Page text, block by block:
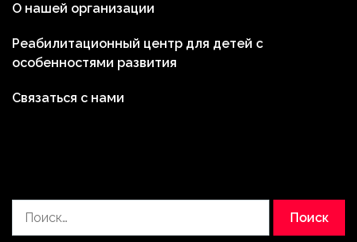
О нашей организации
Реабилитационный центр для детей с
особенностями развития
Связаться с нами